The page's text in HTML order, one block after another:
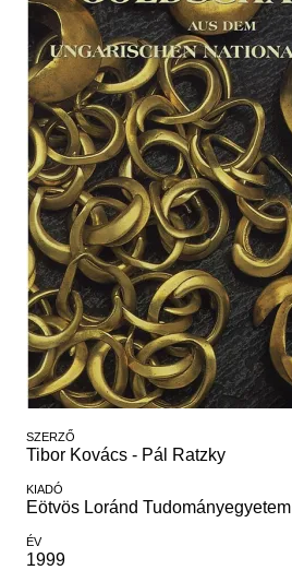
Régészet
Tagintézmények
Felnőttképzés
Közérdekű adatok
Képcsarnok
Történeti Fényképtár
Éremtár
Adattár
Központi Könyvtár
SZERZŐ
Tibor Kovács - Pál Ratzky
KIADÓ
Eötvös Loránd Tudományegyetem
ÉV
1999